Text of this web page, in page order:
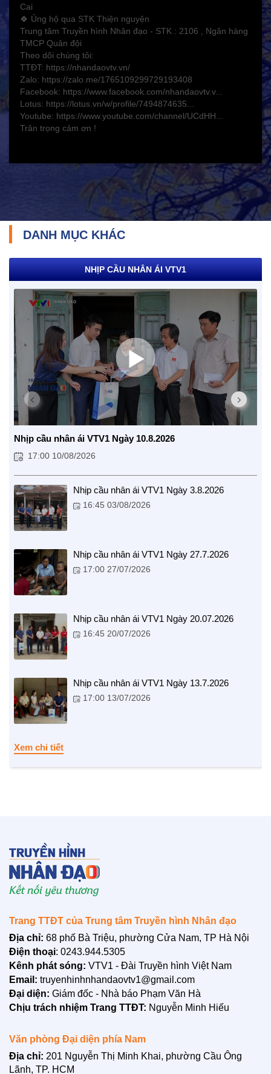
Bảo hiểm xã hội - Bảo hiểm y tế
Y tế và sức khỏe
TRÁCH NHIỆM CỘNG ĐỒNG
Doanh nghiệp - Doanh nhân
CUỘC SỐNG TƯƠI ĐẸP
Nối trọn yêu thương VTV1
Trái tim có nắng
NHỊP CẦU NHÂN ÁI
Nhịp cầu Nhân ái VTV1
Địa chỉ nhân ái
BẠN ĐỌC
LIÊN HỆ
Cai
🍀 Ủng hộ qua STK Thiện nguyện
Trung tâm Truyền hình Nhân đạo - STK : 2106 , Ngân hàng
TMCP Quân đội
Theo dõi chúng tôi:
TTĐT: https://nhandaovtv.vn/
Zalo: https://zalo.me/1765109299729193408
Facebook: https://www.facebook.com/nhandaovtv.v...
Lotus: https://lotus.vn/w/profile/7494874635...
Youtube: https://www.youtube.com/channel/UCdHH...
Trân trọng cảm ơn !
DANH MỤC KHÁC
NHỊP CẦU NHÂN ÁI VTV1
Nhịp cầu nhân ái VTV1 Ngày 10.8.2026
17:00 10/08/2026
Nhịp cầu nhân ái VTV1 Ngày 3.8.2026
16:45 03/08/2026
Nhịp cầu nhân ái VTV1 Ngày 27.7.2026
17:00 27/07/2026
Nhịp cầu nhân ái VTV1 Ngày 20.07.2026
16:45 20/07/2026
Nhịp cầu nhân ái VTV1 Ngày 13.7.2026
17:00 13/07/2026
Xem chi tiết
Trang TTĐT của Trung tâm Truyền hình Nhân đạo
Địa chỉ: 68 phố Bà Triệu, phường Cửa Nam, TP Hà Nội
Điện thoại: 0243.944.5305
Kênh phát sóng: VTV1 - Đài Truyền hình Việt Nam
Email: truyenhinhnhandaovtv1@gmail.com
Đại diện: Giám đốc - Nhà báo Phạm Văn Hà
Chịu trách nhiệm Trang TTĐT: Nguyễn Minh Hiếu
Văn phòng Đại diện phía Nam
Địa chỉ: 201 Nguyễn Thị Minh Khai, phường Cầu Ông
Lãnh, TP. HCM